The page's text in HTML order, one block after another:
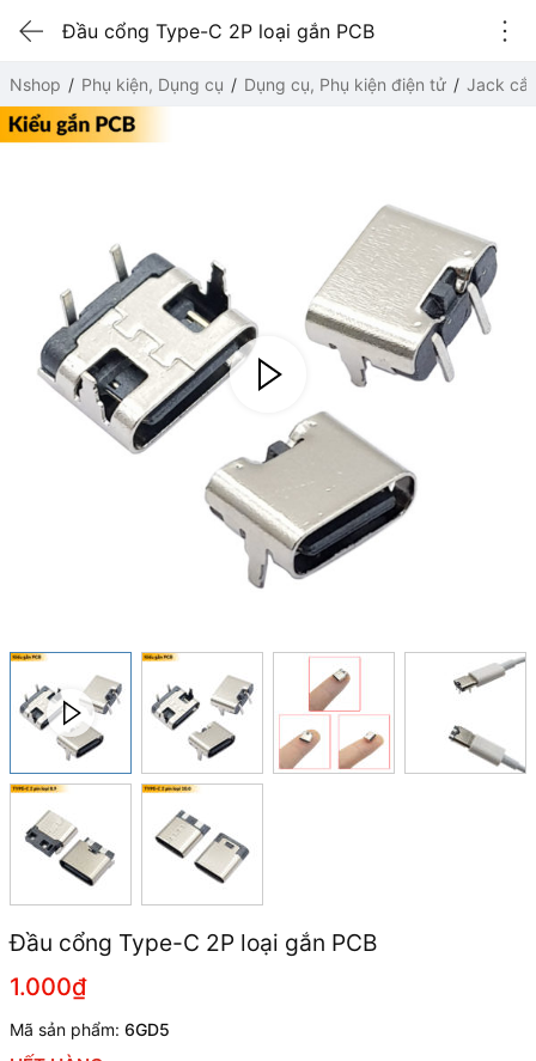
Đầu cổng Type-C 2P loại gắn PCB
Nshop Phụ kiện, Dụng cụ Dụng cụ, Phụ kiện điện tử Jack
Đầu cổng Type-C 2P loại gắn PCB
1.000₫
Mã sản phẩm: 6GD5